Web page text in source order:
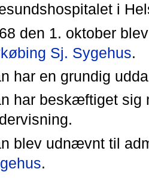
i
den 1. oktober
Sj. Sygehus.
har en grundig
har beskæftiget sig
blev udnævnt til
.